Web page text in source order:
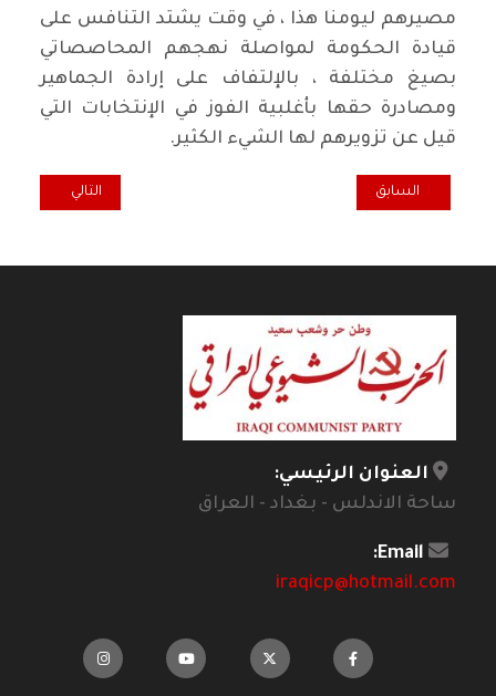
مصيرهم ليومنا هذا ، في وقت يشتد التنافس على
قيادة الحكومة لمواصلة نهجهم المحاصصاتي
بصيغ مختلفة ، بالإلتفاف على إرادة الجماهير
ومصادرة حقها بأغلبية الفوز في الإنتخابات التي
قيل عن تزويرهم لها الشيء الكثير.
المقال السابق: في الدعوة للأخذ بالنظام الرئاسي
السابق المقال التالي:
التالي
العنوان الرئيسي:
ساحة الاندلس - بغداد - العراق
Email:
iraqicp@hotmail.com